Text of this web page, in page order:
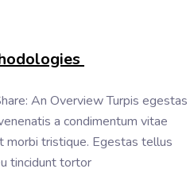
An Overview Turpis egestas
a condimentum vitae
morbi tristique. Egestas tellus
tincidunt tortor